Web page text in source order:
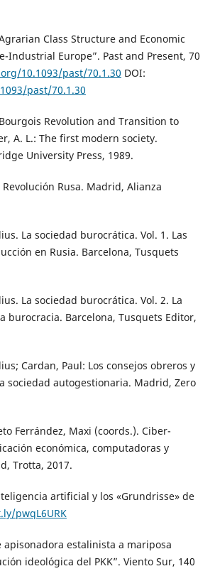
Class Structure and Economic
Industrial Europe”. Past and Present, 70
10.1093/past/70.1.30 DOI:
past/70.1.30
Revolution and Transition to
A. L.: The first modern society.
University Press, 1989.
Rusa. Madrid, Alianza
La sociedad burocrática. Vol. 1. Las
en Rusia. Barcelona, Tusquets
La sociedad burocrática. Vol. 2. La
burocracia. Barcelona, Tusquets Editor,
Cardan, Paul: Los consejos obreros y
sociedad autogestionaria. Madrid, Zero
Ferrández, Maxi (coords.). Ciber-
económica, computadoras y
Trotta, 2017.
artificial y los «Grundrisse» de
pwqL6URK
apisonadora estalinista a mariposa
ideológica del PKK”. Viento Sur, 140